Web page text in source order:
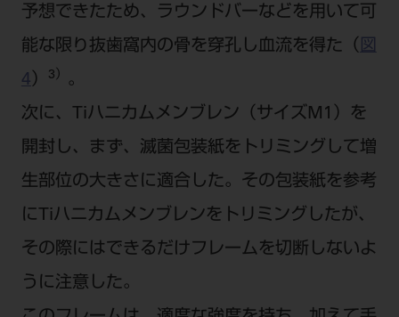
予想できたため、ラウンドバーなどを用いて可
能な限り抜歯窩内の骨を穿孔し血流を得た（ 図
4） 3）
。
次に、Tiハニカムメンブレン（サイズM1）を
開封し、まず、滅菌包装紙をトリミングして増
生部位の大きさに適合した。その包装紙を参考
にTiハニカムメンブレンをトリミングしたが、
その際にはできるだけフレームを切断しないよ
うに注意した。